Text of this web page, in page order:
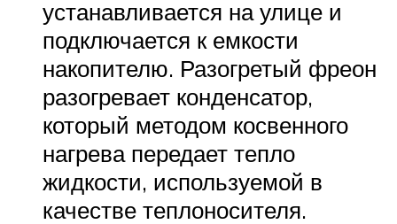
устанавливается на улице и
подключается к емкости
накопителю. Разогретый фреон
разогревает конденсатор,
который методом косвенного
нагрева передает тепло
жидкости, используемой в
качестве теплоносителя.